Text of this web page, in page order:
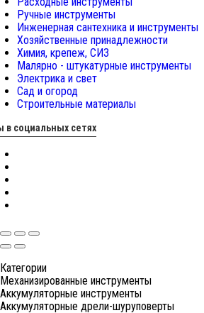
Ручные инструменты
Инженерная сантехника и инструменты
Хозяйственные принадлежности
Химия, крепеж, СИЗ
Малярно - штукатурные инструменты
Электрика и свет
Сад и огород
Строительные материалы
в социальных сетях
Категории
Механизированные инструменты
Аккумуляторные инструменты
Аккумуляторные дрели-шуруповерты